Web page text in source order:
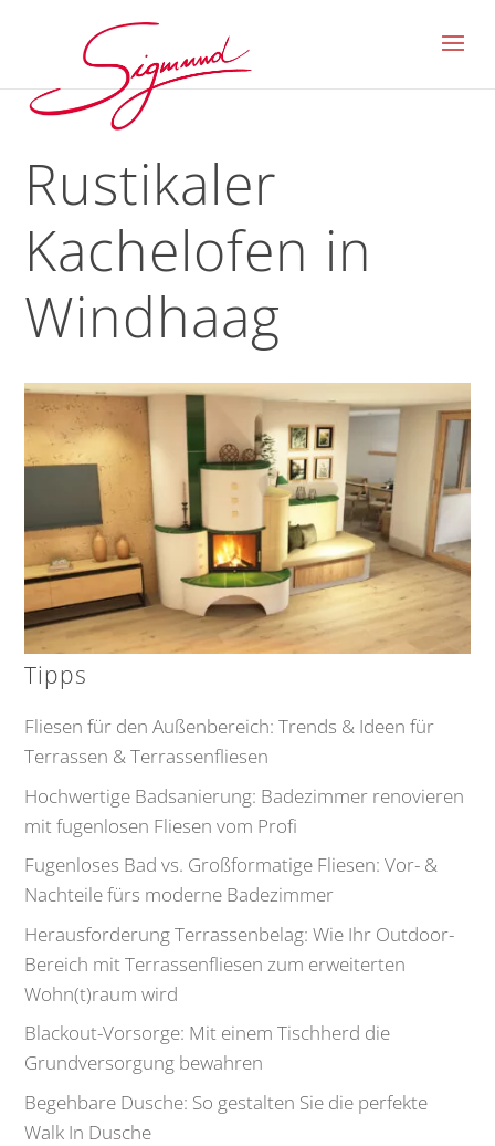
Rustikaler
Kachelofen in
Windhaag
Tipps
Fliesen für den Außenbereich: Trends & Ideen für
Terrassen & Terrassenfliesen
Hochwertige Badsanierung: Badezimmer renovieren
mit fugenlosen Fliesen vom Profi
Fugenloses Bad vs. Großformatige Fliesen: Vor- &
Nachteile fürs moderne Badezimmer
Herausforderung Terrassenbelag: Wie Ihr Outdoor-
Bereich mit Terrassenfliesen zum erweiterten
Wohn(t)raum wird
Blackout-Vorsorge: Mit einem Tischherd die
Grundversorgung bewahren
Begehbare Dusche: So gestalten Sie die perfekte
Walk In Dusche